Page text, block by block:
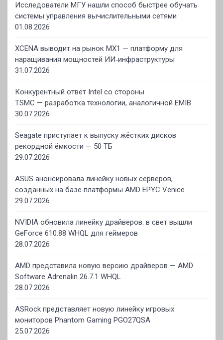
Исследователи МГУ нашли способ быстрее обучать
системы управления вычислительными сетями
01.08.2026
XCENA выводит на рынок MX1 — платформу для
наращивания мощностей ИИ‑инфраструктуры
31.07.2026
Конкурентный ответ Intel со стороны
TSMC — разработка технологии, аналогичной EMIB
30.07.2026
Seagate приступает к выпуску жёстких дисков
рекордной ёмкости — 50 ТБ
29.07.2026
ASUS анонсировала линейку новых серверов,
созданных на базе платформы AMD EPYC Venice
29.07.2026
NVIDIA обновила линейку драйверов: в свет вышли
GeForce 610.88 WHQL для геймеров
28.07.2026
AMD представила новую версию драйверов — AMD
Software Adrenalin 26.7.1 WHQL
28.07.2026
ASRock представляет новую линейку игровых
мониторов Phantom Gaming PGO27QSA
25.07.2026